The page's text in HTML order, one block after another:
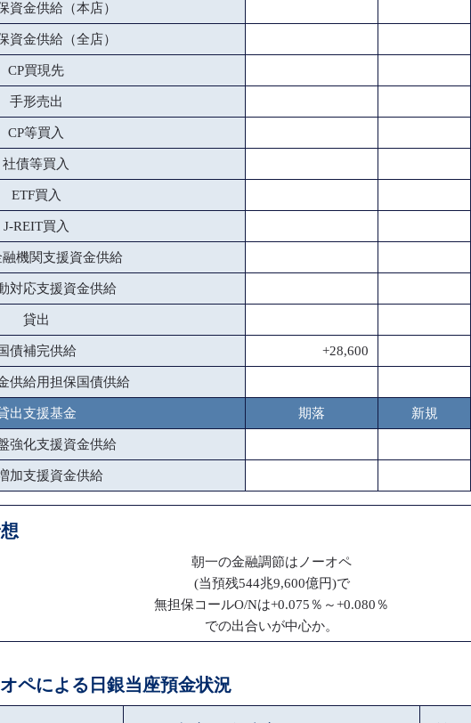
資金供給（本店）
資金供給（全店）
CP買現先
手形売出
CP等買入
社債等買入
ETF買入
J-REIT買入
機関支援資金供給
対応支援資金供給
貸出
国債補完供給 +28,600
供給用担保国債供給
出支援基金 期落 新規
強化支援資金供給
加支援資金供給
朝一の金融調節はノーオペ
(当預残544兆9,600億円)で
無担保コールO/Nは+0.075％～+0.080％
での出合いが中心か。
ペによる日銀当座預金状況